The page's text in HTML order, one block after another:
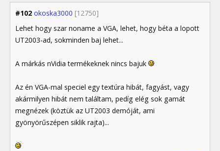
#102 okoska3000 [12750]
Lehet hogy szar noname a VGA, lehet, hogy béta a lopott
UT2003-ad, sokminden baj lehet...
A márkás nVidia termékeknek nincs bajuk
Az én VGA-mal speciel egy textúra hibát, fagyást, vagy
akármilyen hibát nem találtam, pedíg elég sok gamát
megnézek (köztük az UT2003 demóját, ami
gyönyörűszépen siklik rajta)...